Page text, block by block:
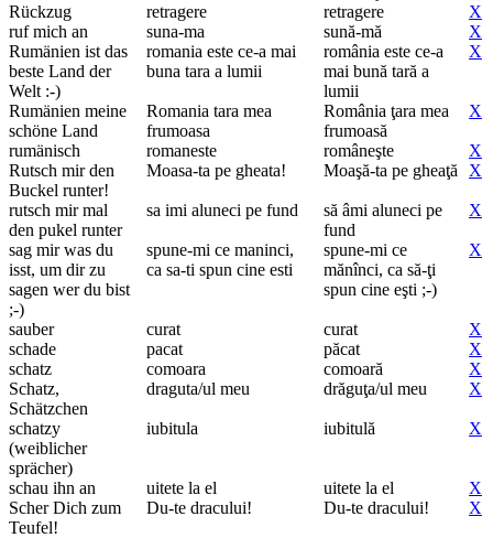
Rückzug
retragere retragere
X
ruf mich an
suna-ma sună-mă
X
Rumänien ist das
beste Land der
Welt :-)
romania este ce-a mai
buna tara a lumii
românia este ce-a
mai bună tară a
lumii
X
Rumänien meine
schöne Land
Romania tara mea
frumoasa
România ţara mea
frumoasă
X
rumänisch romaneste româneşte
X
Rutsch mir den
Buckel runter!
Moasa-ta pe gheata! Moaşă-ta pe gheaţă X
rutsch mir mal
den pukel runter
sa imi aluneci pe fund
să âmi aluneci pe
fund
X
sag mir was du
isst, um dir zu
sagen wer du bist
;-)
spune-mi ce maninci,
ca sa-ti spun cine esti
spune-mi ce
mănînci, ca să-ţi
spun cine eşti ;-)
X
sauber curat curat
X
schade
pacat păcat
X
schatz
comoara comoară
X
Schatz,
Schätzchen
draguta/ul meu drăguţa/ul meu X
schatzy
(weiblicher
sprächer)
iubitula iubitulă X
schau ihn an uitete la el uitete la el
X
Scher Dich zum
Teufel!
Du-te dracului! Du-te dracului! X